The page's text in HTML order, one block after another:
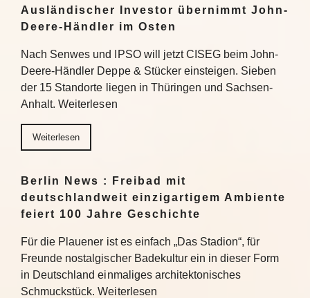
Ausländischer Investor übernimmt John-
Deere-Händler im Osten
Nach Senwes und IPSO will jetzt CISEG beim John-
Deere-Händler Deppe & Stücker einsteigen. Sieben
der 15 Standorte liegen in Thüringen und Sachsen-
Anhalt. Weiterlesen
Weiterlesen
Berlin News : Freibad mit
deutschlandweit einzigartigem Ambiente
feiert 100 Jahre Geschichte
Für die Plauener ist es einfach „Das Stadion“, für
Freunde nostalgischer Badekultur ein in dieser Form
in Deutschland einmaliges architektonisches
Schmuckstück. Weiterlesen